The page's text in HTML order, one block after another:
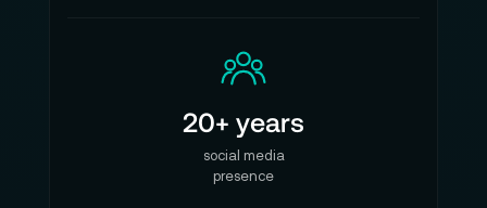
20+ years
social media
presence